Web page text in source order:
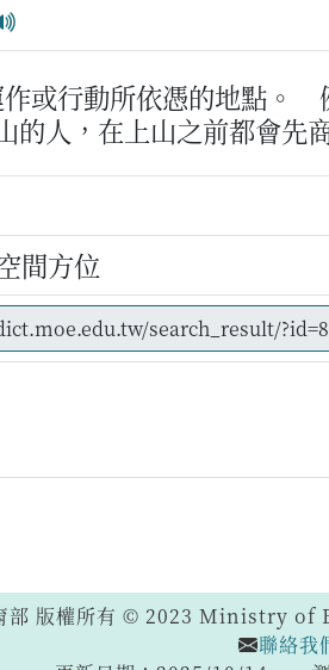
或行動所依憑的地點。
的人，在上山之前都會先
間方位
部 版權所有 © 2023 Ministry
聯絡我